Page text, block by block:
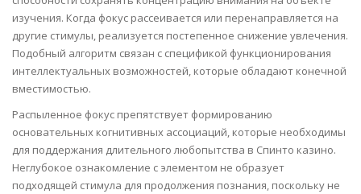
изучения. Когда фокус рассеивается или перенаправляется на
другие стимулы, реализуется постепенное снижение увлечения.
Подобный алгоритм связан с спецификой функционирования
интеллектуальных возможностей, которые обладают конечной
вместимостью.
Распыленное фокус препятствует формированию
основательных когнитивных ассоциаций, которые необходимы
для поддержания длительного любопытства в Спинто казино.
Неглубокое ознакомление с элементом не образует
подходящей стимула для продолжения познания, поскольку не